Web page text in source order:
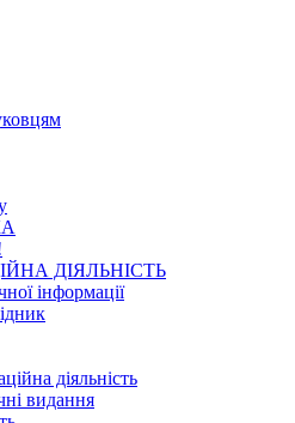
ДІЯЛЬНІСТЬ
інформації
діяльність
видання